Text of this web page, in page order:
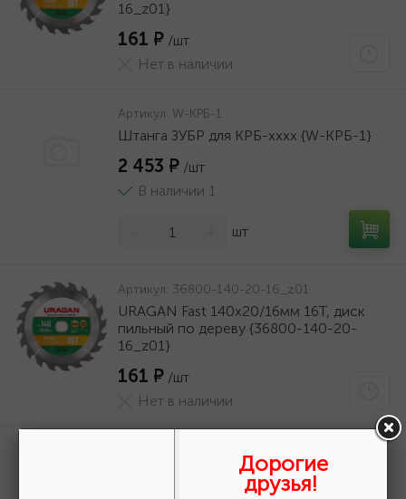
16_z01}
161 ₽ /шт
Нет в наличии
Артикул: W-КРБ-1
Штанга ЗУБР для КРБ-хххх {W-КРБ-1}
2 453 ₽ /шт
В наличии 1
шт
Артикул: 36800-140-20-16_z01
URAGAN Fast 140x20/16мм 16Т, диск
пильный по дереву {36800-140-20-
16_z01}
161 ₽ /шт
Нет в наличии
БАЗ KK19XW 16-H (Р80), 775 мм, 30 м,
водостойкий, шлифовальный рулон на
Дорогие
друзья!